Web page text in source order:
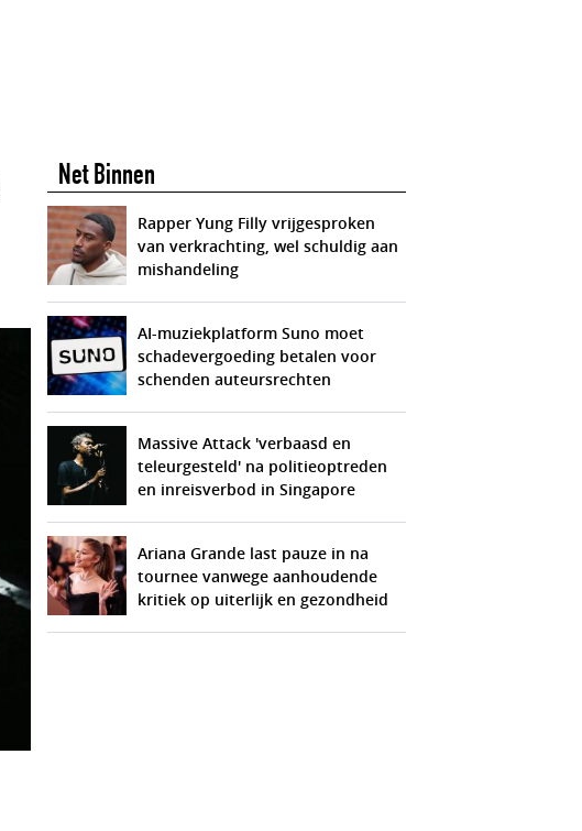
Net Binnen
Rapper Yung Filly vrijgesproken
van verkrachting, wel schuldig aan
mishandeling
AI-muziekplatform Suno moet
schadevergoeding betalen voor
schenden auteursrechten
Massive Attack 'verbaasd en
teleurgesteld' na politieoptreden
en inreisverbod in Singapore
Ariana Grande last pauze in na
tournee vanwege aanhoudende
kritiek op uiterlijk en gezondheid